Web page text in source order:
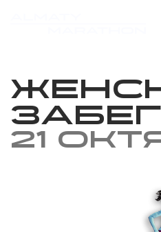
забег
21